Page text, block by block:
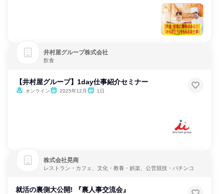
井村屋グループ株式会社
飲食
【井村屋グループ】1day仕事紹介セミナー
オンライン 2025年12月 1日
株式会社晃商
レストラン・カフェ、文化・教養・娯楽、公営競技・パチンコ
就活の裏側大公開! 『裏人事交流会』